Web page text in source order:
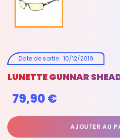
Date de sortie : 10/12/2019
LUNETTE GUNNAR
79,90 €
AJOUTER AU